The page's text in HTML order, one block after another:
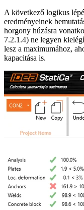
A következő logikus
eredményeinek
horgony húzásra
7.2.1.4) ne legyen
lesz a maximumához,
kapacitása is.